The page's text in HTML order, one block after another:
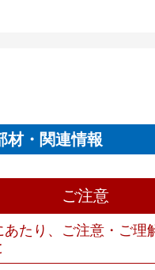
材・関連情報
ご注意
あたり、ご注意・ご理